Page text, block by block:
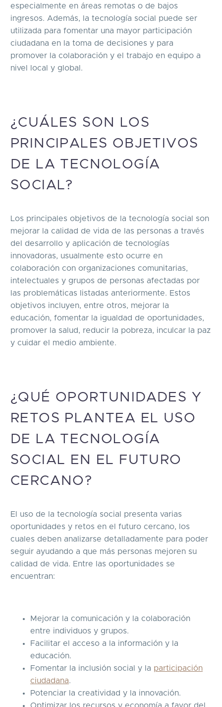
especialmente en áreas remotas o de bajos
ingresos. Además, la tecnología social puede ser
utilizada para fomentar una mayor participación
ciudadana en la toma de decisiones y para
promover la colaboración y el trabajo en equipo a
nivel local y global.
¿CUÁLES SON LOS
PRINCIPALES OBJETIVOS
DE LA TECNOLOGÍA
SOCIAL?
Los principales objetivos de la tecnología social son
mejorar la calidad de vida de las personas a través
del desarrollo y aplicación de tecnologías
innovadoras, usualmente esto ocurre en
colaboración con organizaciones comunitarias,
intelectuales y grupos de personas afectadas por
las problemáticas listadas anteriormente. Estos
objetivos incluyen, entre otros, mejorar la
educación, fomentar la igualdad de oportunidades,
promover la salud, reducir la pobreza, inculcar la paz
y cuidar el medio ambiente.
¿QUÉ OPORTUNIDADES Y
RETOS PLANTEA EL USO
DE LA TECNOLOGÍA
SOCIAL EN EL FUTURO
CERCANO?
El uso de la tecnología social presenta varias
oportunidades y retos en el futuro cercano, los
cuales deben analizarse detalladamente para poder
seguir ayudando a que más personas mejoren su
calidad de vida. Entre las oportunidades se
encuentran:
Mejorar la comunicación y la colaboración
entre individuos y grupos.
Facilitar el acceso a la información y la
educación.
Fomentar la inclusión social y la participación
ciudadana.
Potenciar la creatividad y la innovación.
Optimizar los recursos y economía a favor del